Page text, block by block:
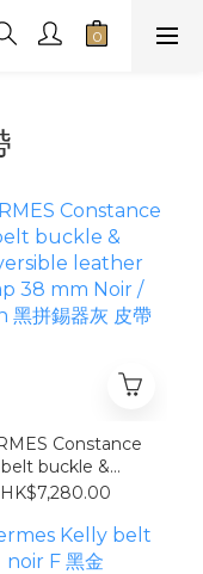
Constance
belt buckle &
leather
黑拼錫器灰 皮帶
HK$7,280.00